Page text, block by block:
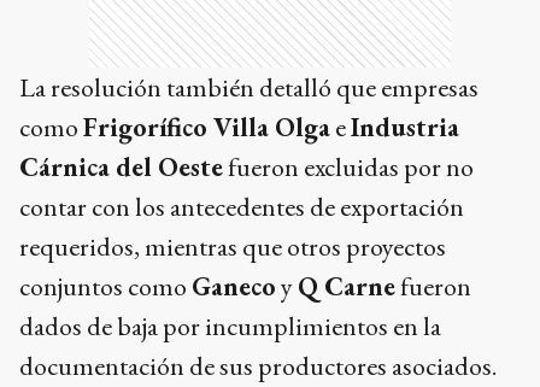
La resolución también detalló que empresas
comoFrigorífico Villa OlgaeIndustria
Cárnica del Oestefueron excluidas por no
contar con los antecedentes de exportación
requeridos, mientras que otros proyectos
conjuntos como GanecoyQ Carnefueron
dados de baja por incumplimientos en la
documentación de sus productores asociados.